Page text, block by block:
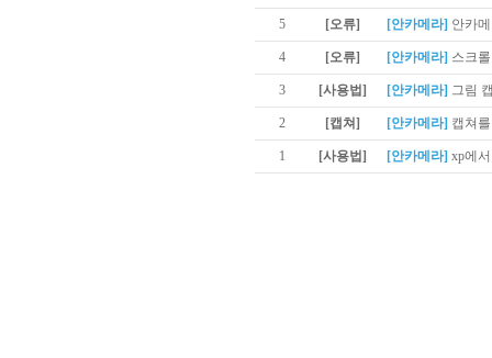
5 [오류] [안카메라] 안카
4 [오류] [안카메라] 스크
3 [사용법] [안카메라] 그림
2 [캡쳐] [안카메라] 캡쳐
1 [사용법] [안카메라] xp에